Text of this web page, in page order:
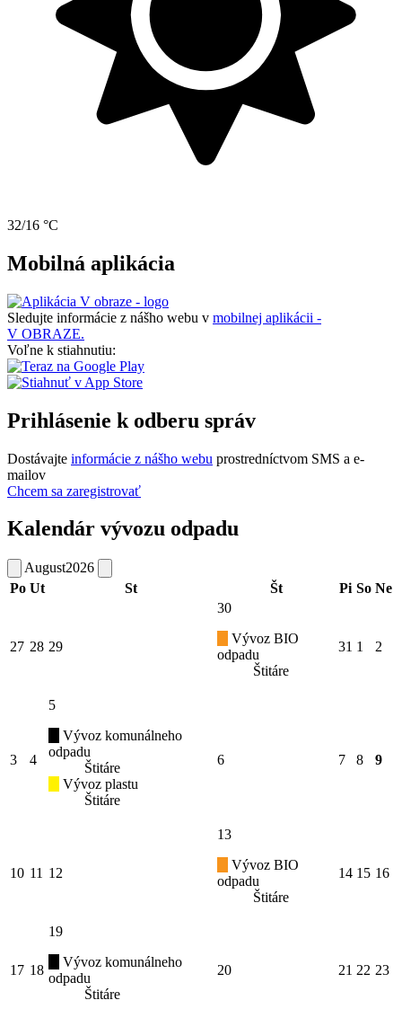
32/16 °C
Mobilná aplikácia
Sledujte informácie z nášho webu v mobilnej aplikácii -
V OBRAZE.
Voľne k stiahnutiu:
Prihlásenie k odberu správ
Dostávajte informácie z nášho webu prostredníctvom SMS a e-
mailov
Chcem sa zaregistrovať
Kalendár vývozu odpadu
August2026
Po Ut St Št Pi So Ne
27 28 29
30
Vývoz BIO
odpadu
Štitáre
31 1 2
3 4
5
Vývoz komunálneho
odpadu
Štitáre
Vývoz plastu
Štitáre
6 7 8 9
10 11 12
13
Vývoz BIO
odpadu
Štitáre
14 15 16
17 18
19
Vývoz komunálneho
odpadu
Štitáre
20 21 22 23